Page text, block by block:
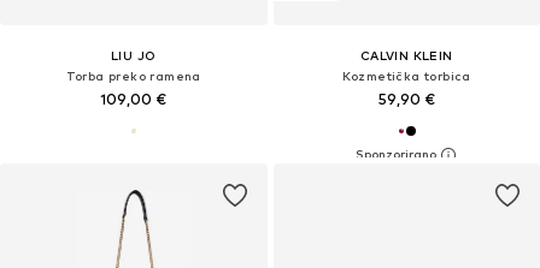
LIU JO
Torba preko ramena
109,00 €
CALVIN KLEIN
Kozmetička torbica
59,90 €